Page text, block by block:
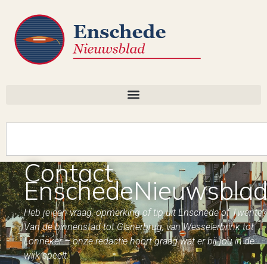
Contact
EnschedeNieuwsblad
Heb je een vraag, opmerking of tip uit Enschede of Twente?
Van de binnenstad tot Glanerbrug, van Wesselerbrink tot
Lonneker – onze redactie hoort graag wat er bij jou in de
wijk speelt.